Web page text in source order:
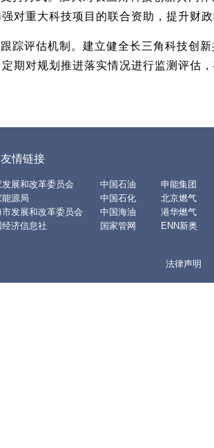
对重大科技项目的联合资助，提升财
跟踪评估机制。建立健全长三角科技创
期对规划推进落实情况进行监测评估
友情链接
发展和改革委员会
能源局
市发展和改革委员会
经济信息社
中国石油
中国石化
中国海油
国家管网
申能集团
北京燃气
港华燃气
ENN新奥
法律声明